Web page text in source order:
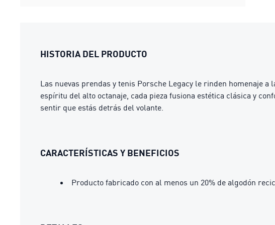
HISTORIA DEL PRODUCTO
Las nuevas prendas y tenis Porsche Legacy le rinden homenaje
espíritu del alto octanaje, cada pieza fusiona estética clásica y
sentir que estás detrás del volante.
CARACTERÍSTICAS Y BENEFICIOS
Producto fabricado con al menos un 20% de algodón